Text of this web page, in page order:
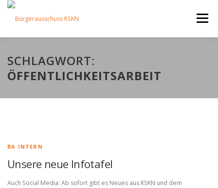
Zum
springen
Menü
AKTUELLES ÜBER UNS
SCHLAGWORT:
ÖFFENTLICHKEITSARBEIT
BA INTERN
Unsere neue Infotafel
Auch Social Media: Ab sofort gibt es Neues aus RSKN und dem